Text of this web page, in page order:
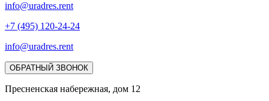
info@uradres.rent
+7 (495) 120-24-24
info@uradres.rent
ОБРАТНЫЙ ЗВОНОК
Пресненская набережная, дом 12